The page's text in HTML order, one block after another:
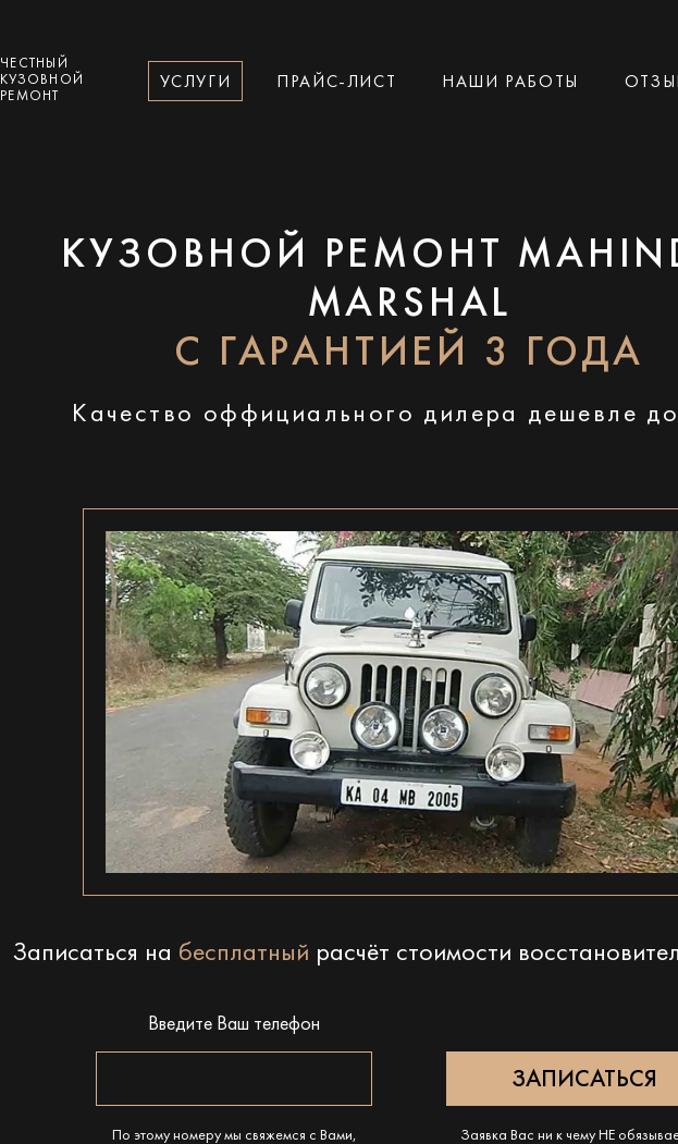
ЧЕСТНЫЙ
КУЗОВНОЙ
РЕМОНТ
УСЛУГИ ПРАЙС-ЛИСТ НАШИ РАБОТЫ
КУЗОВНОЙ РЕМОНТ
MARSHAL
С ГАРАНТИЕЙ 3 ГОДА
Качество оффициального дилера дешевле
Записаться на бесплатный расчёт стоимости
Введите Ваш телефон
По этому номеру мы свяжемся с Вами,
Заявка Вас ни к чему НЕ